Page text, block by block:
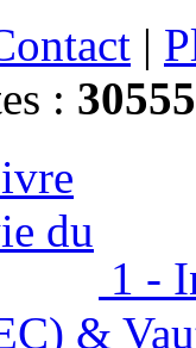
|
:
1 -
&